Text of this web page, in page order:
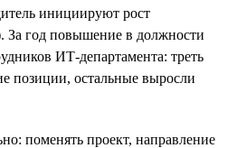
инициируют рост
За год повышение в должности
ИТ-департамента: треть
позиции, остальные выросли
поменять проект, направление